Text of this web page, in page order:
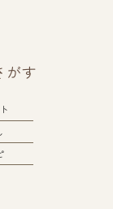
がす